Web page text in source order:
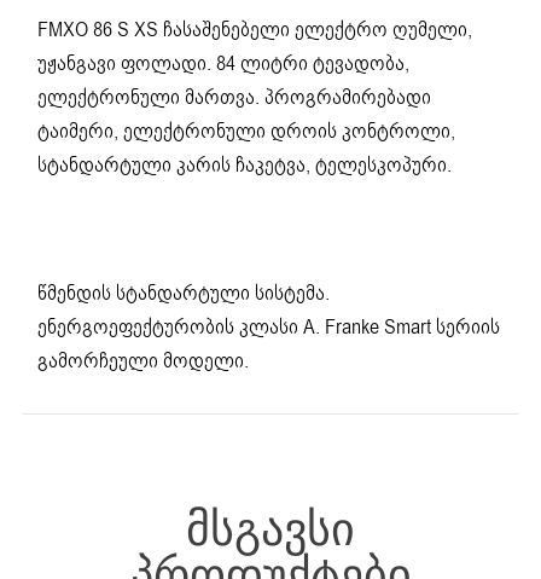
FMXO 86 S XS ჩასაშენებელი ელექტრო ღუმელი,
უჟანგავი ფოლადი. 84 ლიტრი ტევადობა,
ელექტრონული მართვა. პროგრამირებადი
ტაიმერი, ელექტრონული დროის კონტროლი,
სტანდარტული კარის ჩაკეტვა, ტელესკოპური.
წმენდის სტანდარტული სისტემა.
ენერგოეფექტურობის კლასი A. Franke Smart სერიის
გამორჩეული მოდელი.
ᲛᲡᲒᲐᲕᲡᲘ